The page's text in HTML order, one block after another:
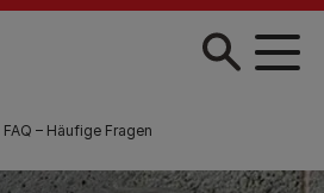
FAQ – Häufige Fragen